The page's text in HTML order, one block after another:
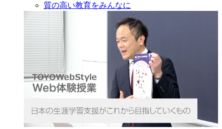
質の高い教育をみんなに